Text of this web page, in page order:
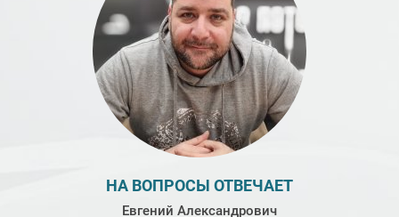
НА ВОПРОСЫ ОТВЕЧАЕТ
Евгений Александрович